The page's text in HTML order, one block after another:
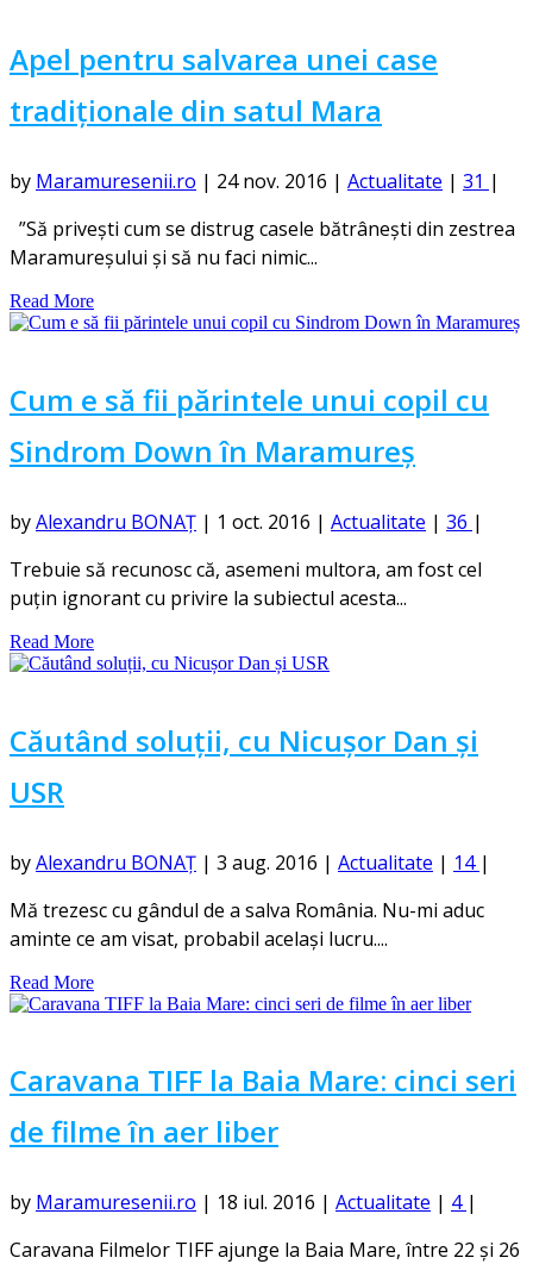
Apel pentru salvarea unei case
tradiționale din satul Mara
by Maramuresenii.ro | 24 nov. 2016 | Actualitate | 31 |
”Să privești cum se distrug casele bătrânești din zestrea
Maramureșului și să nu faci nimic...
Read More
Cum e să fii părintele unui copil cu
Sindrom Down în Maramureș
byAlexandru BONAȚ | 1 oct. 2016 | Actualitate | 36 |
Trebuie să recunosc că, asemeni multora, am fost cel
puțin ignorant cu privire la subiectul acesta...
Read More
Căutând soluții, cu Nicușor Dan și
USR
byAlexandru BONAȚ | 3 aug. 2016 | Actualitate | 14 |
Mă trezesc cu gândul de a salva România. Nu-mi aduc
aminte ce am visat, probabil același lucru....
Read More
Caravana TIFF la Baia Mare: cinci seri
de filme în aer liber
by Maramuresenii.ro | 18 iul. 2016 | Actualitate | 4 |
Caravana Filmelor TIFF ajunge la Baia Mare, între 22 și 26